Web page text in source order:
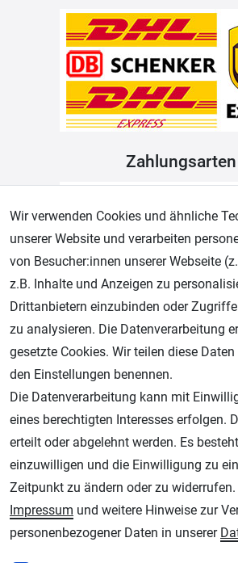
Zahlungsarten
Geprüfter Shop
AGB Widerrufsrecht
Unsere weiteren Shops:
Wir verwenden Cookies und ähnliche
unserer Website und verarbeiten
von Besucher:innen unserer Webseite
z.B. Inhalte und Anzeigen zu
Drittanbietern einzubinden oder
zu analysieren. Die Datenverarbeitung
gesetzte Cookies. Wir teilen diese
den Einstellungen benennen.
Die Datenverarbeitung kann mit
eines berechtigten Interesses erfolgen.
erteilt oder abgelehnt werden. Es
einzuwilligen und die Einwilligung zu
Zeitpunkt zu ändern oder zu
Impressum und weitere Hinweise zur
personenbezogener Daten in unserer